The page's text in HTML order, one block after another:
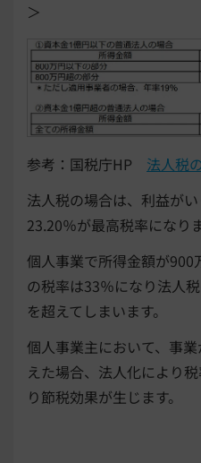
＞
参考：国税庁HP 法人税
法人税の場合は、利益が
23.20％が最高税率になりま
個人事業で所得金額が900
の税率は33％になり法人
を超えてしまいます。
個人事業主において、事
えた場合、法人化により
り節税効果が生じます。